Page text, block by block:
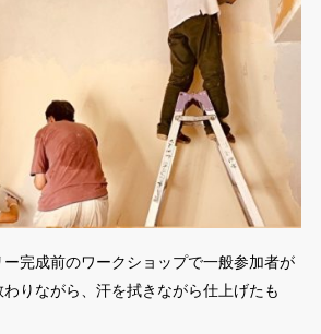
完成前のワークショップで一般参加者が
りながら、汗を拭きながら仕上げたも